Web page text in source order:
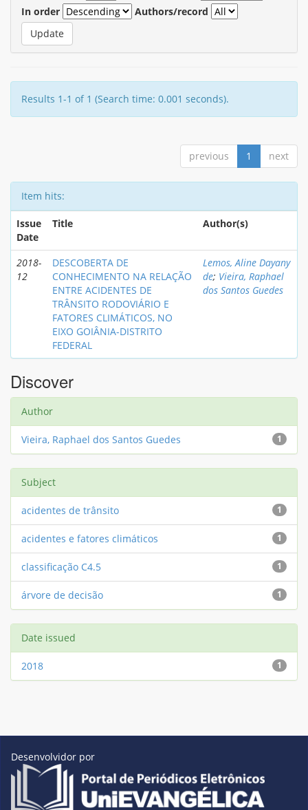
In order
Authors/record
Results 1-1 of 1 (Search time: 0.001 seconds).
previous 1 next
Item hits:
Issue
Date
Title Author(s)
2018-
12
DESCOBERTA DE
CONHECIMENTO NA RELAÇÃO
ENTRE ACIDENTES DE
TRÂNSITO RODOVIÁRIO E
FATORES CLIMÁTICOS, NO
EIXO GOIÂNIA-DISTRITO
FEDERAL
Lemos, Aline Dayany
de; Vieira, Raphael
dos Santos Guedes
Discover
Author
1
Vieira, Raphael dos Santos Guedes
Subject
1
acidentes de trânsito
1
acidentes e fatores climáticos
1
classificação C4.5
1
árvore de decisão
Date issued
1
2018
Desenvolvidor por